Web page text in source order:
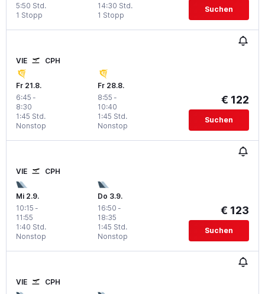
1 Stopp
5:50 Std.
1 Stopp
14:30 Std. Suchen
VIE CPH
Fr 21.8.
6:45 -
8:30
Nonstop
1:45 Std.
Fr 28.8.
8:55 -
10:40
Nonstop
1:45 Std.
€ 122
Suchen
VIE CPH
Mi 2.9.
10:15 -
11:55
Nonstop
1:40 Std.
Do 3.9.
16:50 -
18:35
Nonstop
1:45 Std.
€ 123
Suchen
VIE CPH